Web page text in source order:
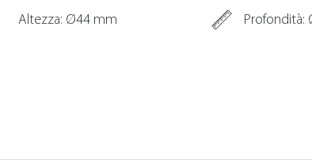
Altezza: Ø44 mm Profondità: